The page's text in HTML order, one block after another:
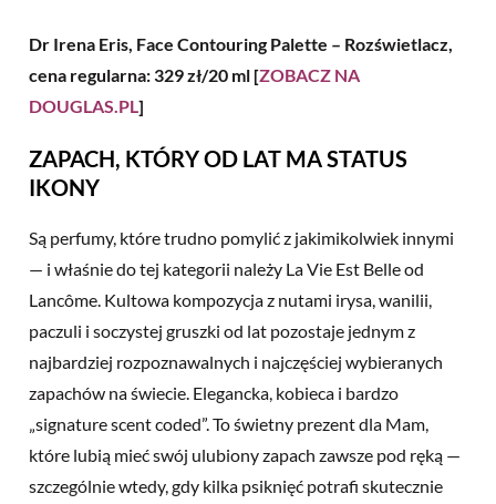
Dr Irena Eris, Face Contouring Palette – Rozświetlacz,
cena regularna: 329 zł/20 ml [ZOBACZ NA
DOUGLAS.PL]
ZAPACH, KTÓRY OD LAT MA STATUS
IKONY
Są perfumy, które trudno pomylić z jakimikolwiek innymi
— i właśnie do tej kategorii należy La Vie Est Belle od
Lancôme. Kultowa kompozycja z nutami irysa, wanilii,
paczuli i soczystej gruszki od lat pozostaje jednym z
najbardziej rozpoznawalnych i najczęściej wybieranych
zapachów na świecie. Elegancka, kobieca i bardzo
„signature scent coded”. To świetny prezent dla Mam,
które lubią mieć swój ulubiony zapach zawsze pod ręką —
szczególnie wtedy, gdy kilka psiknięć potrafi skutecznie